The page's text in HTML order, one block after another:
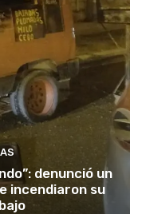
denunció un
incendiaron su